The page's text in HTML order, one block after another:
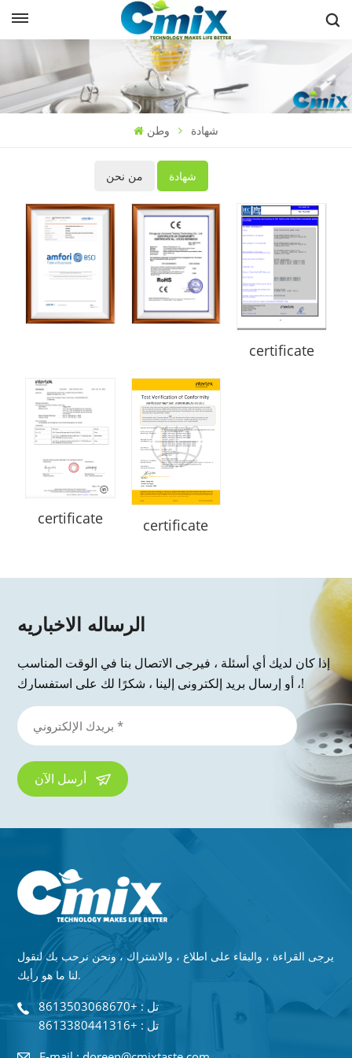
وطن شهادة
من نحن شهادة
certificate
certificate certificate
الرساله الاخباريه
إذا كان لديك أي أسئلة ، فيرجى الاتصال بنا في الوقت المناسب
، أو إرسال بريد إلكتروني إلينا ، شكرًا لك على استفسارك!
يرجى القراءة ، والبقاء على اطلاع ، والاشتراك ، ونحن نرحب بك لنقول
لنا ما هو رأيك.
تل : +8613503068670
تل : +8613380441316